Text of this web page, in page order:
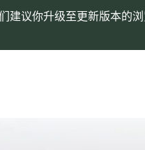
建议你升级至更新版本的